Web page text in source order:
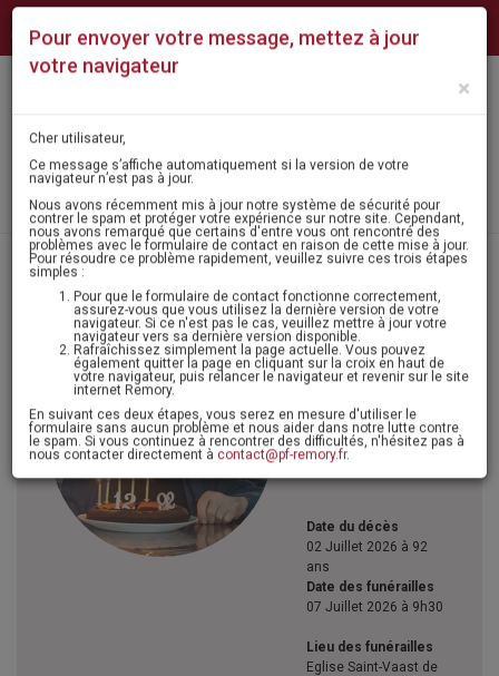
D'URGENCE
NOS
AGENCES
CONTACT
SOMMES-
MENU
Laisser un message
Accueil> Avis de décès - condoléances
Itinéraire
Agenda
Monsieur
Pierre DELVAL
Date du décès
02 Juillet 2026 à 92
ans
Date des funérailles
07 Juillet 2026 à 9h30
Lieu des funérailles
Eglise Saint-Vaast de
Pour envoyer votre message, mettez à jour
votre navigateur
×
Cher utilisateur,
Ce message s’affiche automatiquement si la version de votre
navigateur n’est pas à jour.
Nous avons récemment mis à jour notre système de sécurité pour
contrer le spam et protéger votre expérience sur notre site. Cependant,
nous avons remarqué que certains d'entre vous ont rencontré des
problèmes avec le formulaire de contact en raison de cette mise à jour.
Pour résoudre ce problème rapidement, veuillez suivre ces trois étapes
simples :
Pour que le formulaire de contact fonctionne correctement,
assurez-vous que vous utilisez la dernière version de votre
navigateur. Si ce n'est pas le cas, veuillez mettre à jour votre
navigateur vers sa dernière version disponible.
Rafraîchissez simplement la page actuelle. Vous pouvez
également quitter la page en cliquant sur la croix en haut de
votre navigateur, puis relancer le navigateur et revenir sur le site
internet Remory.
En suivant ces deux étapes, vous serez en mesure d'utiliser le
formulaire sans aucun problème et nous aider dans notre lutte contre
le spam. Si vous continuez à rencontrer des difficultés, n'hésitez pas à
nous contacter directement à contact@pf-remory.fr.